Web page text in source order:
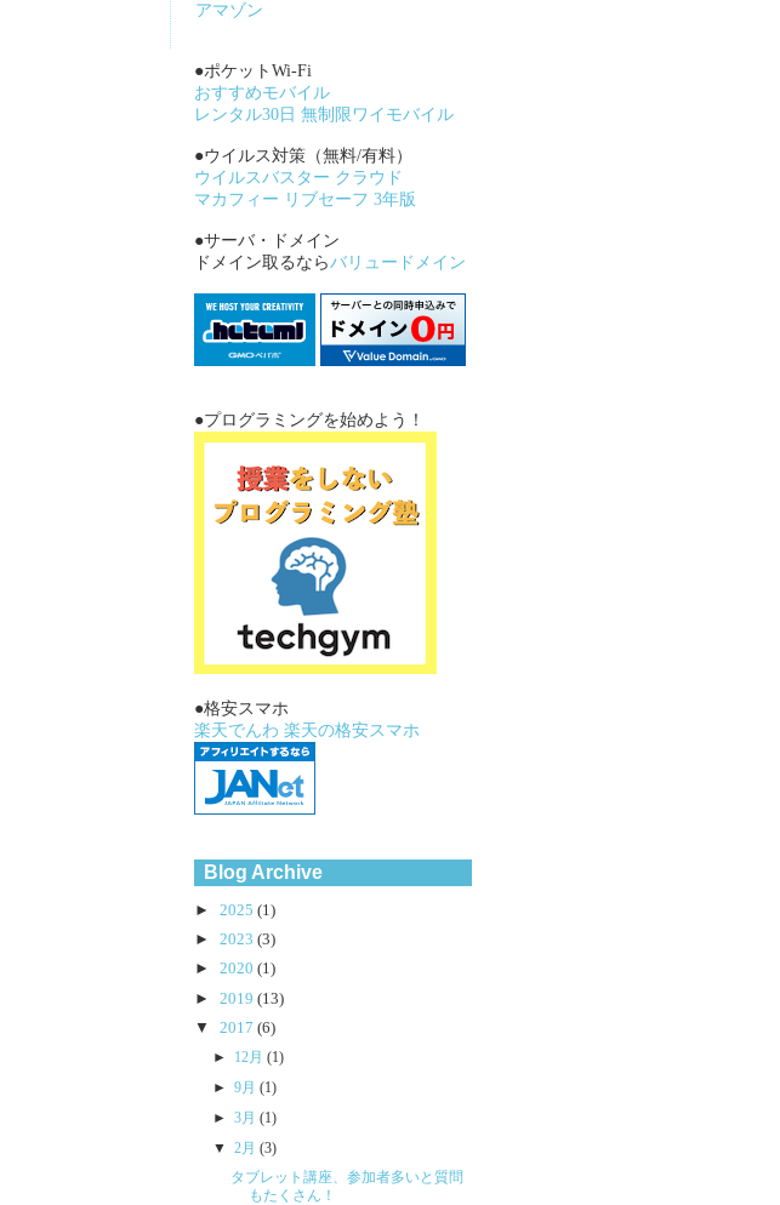
アマゾン
●ポケットWi-Fi
おすすめモバイル
レンタル30日 無制限ワイモバイル
●ウイルス対策（無料/有料）
ウイルスバスター クラウド
マカフィー リブセーフ 3年版
●サーバ・ドメイン
ドメイン取るならバリュードメイン
●プログラミングを始めよう！
●格安スマホ
楽天でんわ 楽天の格安スマホ
Blog Archive
► 2025 (1)
► 2023 (3)
► 2020 (1)
► 2019 (13)
▼ 2017 (6)
►
12月 (1)
► 9月 (1)
► 3月 (1)
▼ 2月 (3)
タブレット講座、参加者多いと質問
もたくさん！